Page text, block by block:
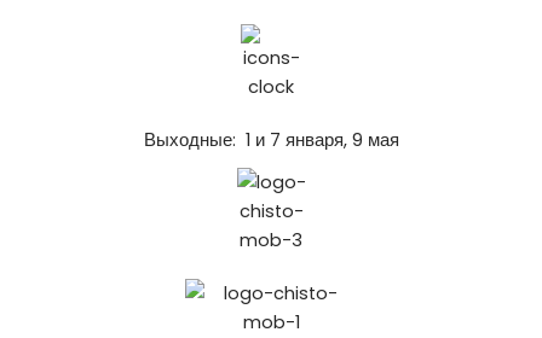
Выходные: 1 и 7 января, 9 мая